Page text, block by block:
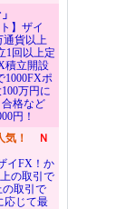
】ザイ
通貨以上
1回以上定
積立開設
1000FXポ
万円に
格など
円！
気！
Ｎ
イFX！か
の取引で
の取引で
応じて最